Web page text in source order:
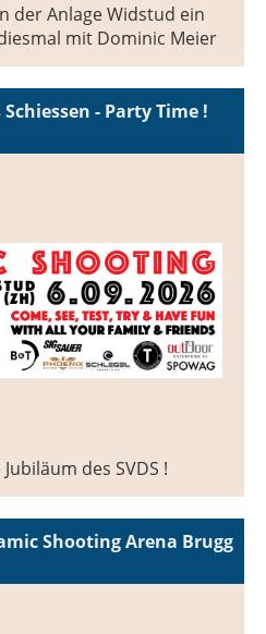
der Anlage Widstud ein
mit Dominic Meier
- Party Time !
des SVDS !
Shooting Arena Brugg